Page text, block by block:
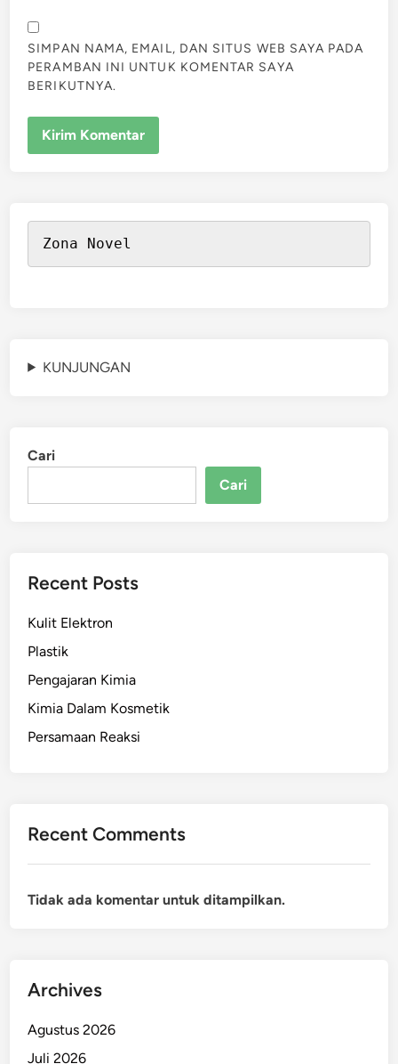
SIMPAN NAMA, EMAIL, DAN SITUS WEB SAYA PADA
PERAMBAN INI UNTUK KOMENTAR SAYA
BERIKUTNYA.
Zona Novel
KUNJUNGAN
Cari
Cari
Recent Posts
Kulit Elektron
Plastik
Pengajaran Kimia
Kimia Dalam Kosmetik
Persamaan Reaksi
Recent Comments
Tidak ada komentar untuk ditampilkan.
Archives
Agustus 2026
Juli 2026